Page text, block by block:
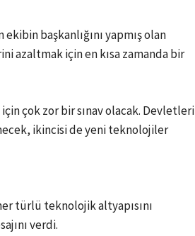
başkanlığını yapmış olan
azaltmak için en kısa zamanda bir
için çok zor bir sınav olacak. Devletleri
ikincisi de yeni teknolojiler
türlü teknolojik altyapısını
verdi.